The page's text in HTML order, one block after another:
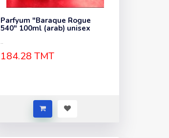
Parfyum "Baraque Rogue
540" 100ml (arab) unisex
..
184.28 TMT